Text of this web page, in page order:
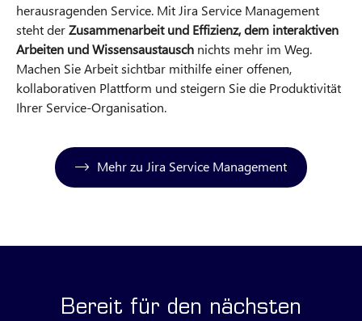
herausragenden Service. Mit Jira Service Management
steht derZusammenarbeit und Effizienz, dem interaktiven
Arbeiten und Wissensaustausch nichts mehr im Weg.
Machen Sie Arbeit sichtbar mithilfe einer offenen,
kollaborativen Plattform und steigern Sie die Produktivität
Ihrer Service-Organisation.
Mehr zu Jira Service Management
Bereit für den nächsten